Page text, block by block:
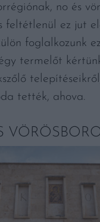
no és
feltétlenül ez jut
foglalkozunk
termelőt
tették, ahova.